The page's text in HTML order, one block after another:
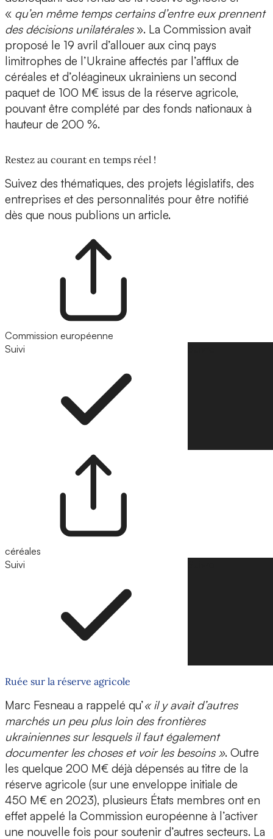
« qu’en même temps certains d’entre eux prennent
des décisions unilatérales». La Commission avait
proposé le 19 avril d’allouer aux cinq pays
limitrophes de l’Ukraine affectés par l’afflux de
céréales et d’oléagineux ukrainiens un second
paquet de 100 M€ issus de la réserve agricole,
pouvant être complété par des fonds nationaux à
hauteur de 200 %.
Restez au courant en temps réel !
Suivez des thématiques, des projets législatifs, des
entreprises et des personnalités pour être notifié
dès que nous publions un article.
Commission européenne
Suivi
céréales
Suivi
Ruée sur la réserve agricole
Marc Fesneau a rappelé qu’« il y avait d’autres
marchés un peu plus loin des frontières
ukrainiennes sur lesquels il faut également
documenter les choses et voir les besoins ». Outre
les quelque 200 M€ déjà dépensés au titre de la
réserve agricole (sur une enveloppe initiale de
450 M€ en 2023), plusieurs États membres ont en
effet appelé la Commission européenne à l’activer
une nouvelle fois pour soutenir d’autres secteurs. La